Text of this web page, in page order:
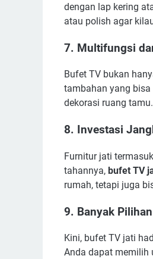
dengan lap kering
atau polish agar
7. Multifungsi
Bufet TV bukan
tambahan yang bisa
dekorasi ruang
8. Investasi
Furnitur jati
tahannya, bufet TV
rumah, tetapi juga
9. Banyak
Kini, bufet TV jati
Anda dapat memilih